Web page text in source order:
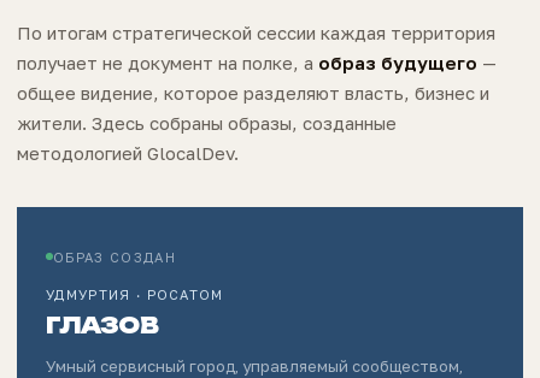
По итогам стратегической сессии каждая территория
получает не документ на полке, а образ будущего —
общее видение, которое разделяют власть, бизнес и
жители. Здесь собраны образы, созданные
методологией GlocalDev.
ОБРАЗ СОЗДАН
УДМУРТИЯ · РОСАТОМ
ГЛАЗОВ
Умный сервисный город, управляемый сообществом,